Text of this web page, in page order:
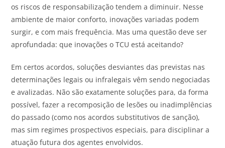
os riscos de responsabilização tendem a diminuir. Nesse
ambiente de maior conforto, inovações variadas podem
surgir, e com mais frequência. Mas uma questão deve ser
aprofundada: que inovações o TCU está aceitando?
Em certos acordos, soluções desviantes das previstas nas
determinações legais ou infralegais vêm sendo negociadas
e avalizadas. Não são exatamente soluções para, da forma
possível, fazer a recomposição de lesões ou inadimplências
do passado (como nos acordos substitutivos de sanção),
mas sim regimes prospectivos especiais, para disciplinar a
atuação futura dos agentes envolvidos.